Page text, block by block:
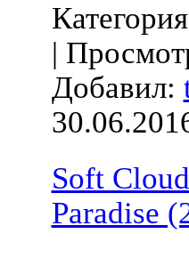
|
Добавил:
Soft
Paradise